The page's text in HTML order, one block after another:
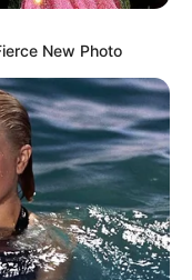
New Photo